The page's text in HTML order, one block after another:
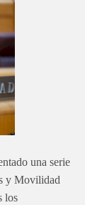
una serie
y Movilidad
los